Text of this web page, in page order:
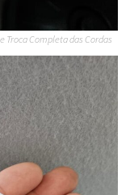
Troca Completa das Cordas